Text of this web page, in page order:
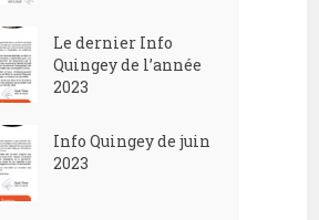
Le dernier Info
Quingey de l’année
2023
Info Quingey de juin
2023